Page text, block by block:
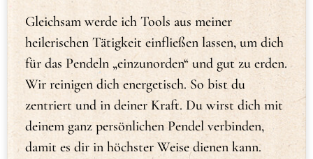
Gleichsam werde ich Tools aus meiner
heilerischen Tätigkeit einfließen lassen, um dich
für das Pendeln „einzunorden“ und gut zu erden.
Wir reinigen dich energetisch. So bist du
zentriert und in deiner Kraft. Du wirst dich mit
deinem ganz persönlichen Pendel verbinden,
damit es dir in höchster Weise dienen kann.